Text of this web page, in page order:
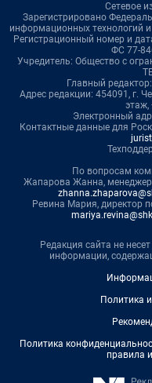
Сетевое
Зарегистрировано
информационных технологий
Регистрационный номер и
ФС 77-
Учредитель: Общество с
Главный
Адрес редакции: 454091, г.
этаж,
Электронный
Контактные данные для
По вопросам
Жапарова Жанна,
Ревина Мария, директор
Редакция сайта не
информации,
Политика
Политика
правила